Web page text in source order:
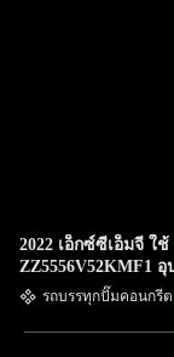
2022 เอ็กซ์ซีเอ็มจี ใ
ZZ5556V52KMF1
รถบรรทุกปั๊มคอนกรี